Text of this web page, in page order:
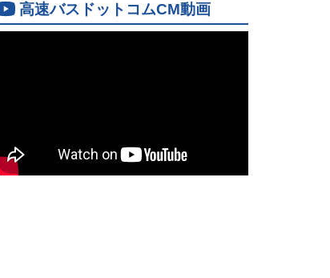
高速バスドットコムCM動画